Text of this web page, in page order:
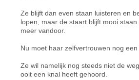
Ze blijft dan even staan luisteren en
lopen, maar de staart blijft mooi
meer vandoor.
Nu moet haar zelfvertrouwen nog een
Ze wil namelijk nog steeds niet de
ooit een knal heeft gehoord.